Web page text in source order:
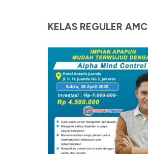
KELAS REGULER AMC